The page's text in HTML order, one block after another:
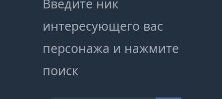
Введите ник
интересующего вас
персонажа и нажмите
поиск